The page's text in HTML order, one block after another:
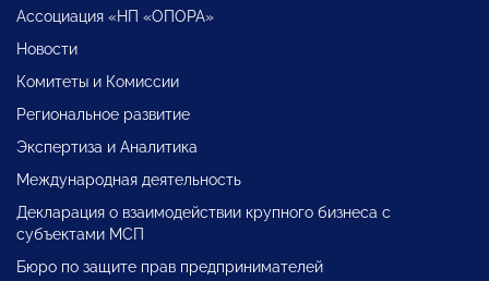
Ассоциация «НП «ОПОРА»
Новости
Комитеты и Комиссии
Региональное развитие
Экспертиза и Аналитика
Международная деятельность
Декларация о взаимодействии крупного бизнеса с
субъектами МСП
Бюро по защите прав предпринимателей